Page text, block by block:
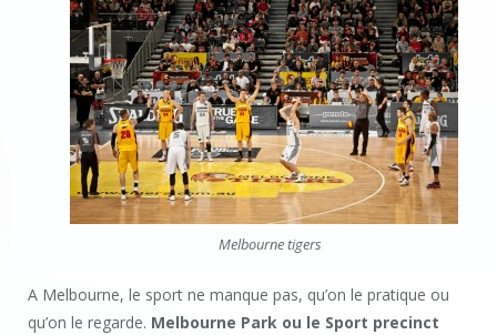
Melbourne tigers
A Melbourne, le sport ne manque pas, qu’on le pratique ou
qu’on le regarde. Melbourne Park ou le Sport precinct